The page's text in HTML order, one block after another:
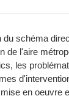
du schéma
de l'aire
les
en oeuvre